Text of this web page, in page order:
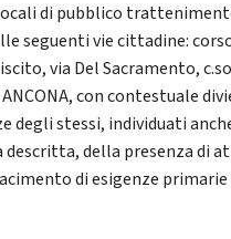
di pubblico
seguenti vie cittadine:
via Del Sacramento,
con contestuale
degli stessi, individuati
descritta, della presenza di
di esigenze primarie